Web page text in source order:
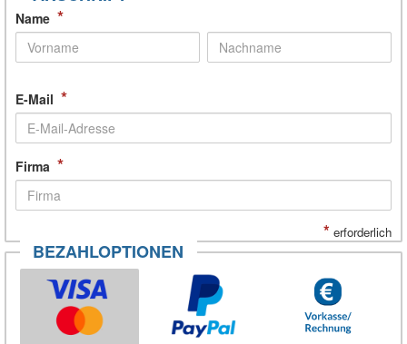
Name *
E-Mail *
Firma *
* erforderlich
BEZAHLOPTIONEN